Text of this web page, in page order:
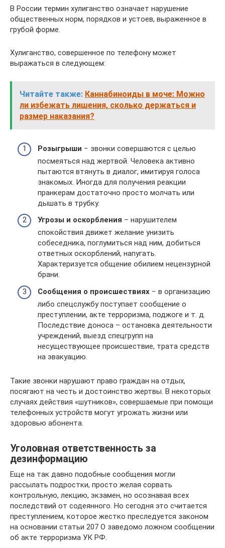
В России термин хулиганство означает нарушение
общественных норм, порядков и устоев, выраженное в
грубой форме.
Хулиганство, совершенное по телефону может
выражаться в следующем:
Читайте также: Каннабиноиды в моче: Можно
ли избежать лишения, сколько держаться и
размер наказания?
Розыгрыши − звонки совершаются с целью
посмеяться над жертвой. Человека активно
пытаются втянуть в диалог, имитируя голоса
знакомых. Иногда для получения реакции
пранкерам достаточно просто молчать или
дышать в трубку.
Угрозы и оскорбления – нарушителем
спокойствия движет желание унизить
собеседника, поглумиться над ним, добиться
ответных оскорблений, напугать.
Характеризуется общение обилием нецензурной
брани.
Сообщения о происшествиях − в организацию
либо спецслужбу поступает сообщение о
преступлении, акте терроризма, поджоге и т. д.
Последствие доноса – остановка деятельности
учреждений, выезд спецгрупп на
несуществующее происшествие, трата средств
на эвакуацию.
Такие звонки нарушают право граждан на отдых,
посягают на честь и достоинство жертвы. В некоторых
случаях действия «шутников», совершаемые при помощи
телефонных устройств могут угрожать жизни или
здоровью абонента.
Уголовная ответственность за
дезинформацию
Еще на так давно подобные сообщения могли
рассылать подростки, просто желая сорвать
контрольную, лекцию, экзамен, но осознавая всех
последствий от содеянного. Но сегодня это считается
преступлением, которое жестко преследуется законом
на основании статьи 207 О заведомо ложном сообщении
об акте терроризма УК РФ.